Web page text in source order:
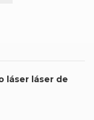
láser láser de